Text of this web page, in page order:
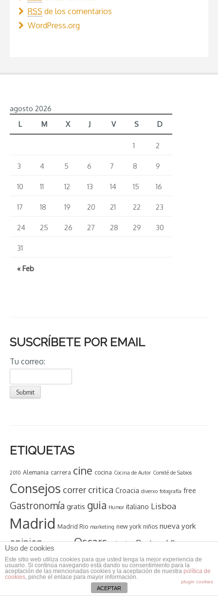
RSS de los comentarios
WordPress.org
agosto 2026
L
M X J V S D
« Feb
1 2
3 4 5 6 7 8 9
10 11 12 13 14 15 16
17 18 19 20 21 22 23
24 25 26 27 28 29 30
31
SUSCRÍBETE POR EMAIL
Tu correo:
ETIQUETAS
2010 Alemania carrera cine cocina Cocina de Autor Comité de Sabios
Consejos correr critica Croacia diverxo fotografía free
Gastronomía gratis guia Humor italiano Lisboa
Madrid Madrid Rio marketing new york niños nueva york
opinion Opiniones Oscars peliculas Portugal Praga
premios pronostico quinielarestaurante
Restaurantes Resumen runningtips
Uso de cookies
Este sitio web utiliza cookies para que usted tenga la mejor experiencia de
usuario. Si continúa navegando está dando su consentimiento para la
aceptación de las mencionadas cookies y la aceptación de nuestra política de
cookies, pinche el enlace para mayor información.
plugin cookies
ACEPTAR